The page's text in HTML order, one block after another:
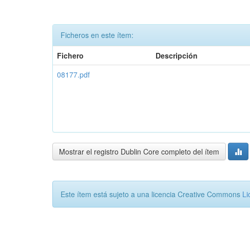
Ficheros en este ítem:
Fichero
Descripción
08177.pdf
Mostrar el registro Dublin Core completo del ítem
Este ítem está sujeto a una licencia Creative Commons